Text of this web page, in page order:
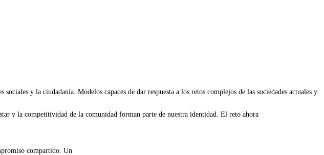
y la ciudadanía. Modelos capaces de dar respuesta a los retos complejos de las sociedades actuales y
y la competitividad de la comunidad forman parte de nuestra identidad. El reto ahora
compartido. Un